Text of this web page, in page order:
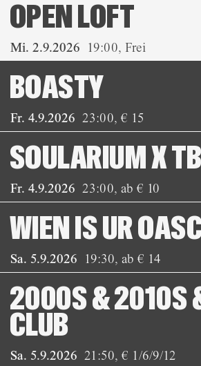
Mi. 2.9.2026 19:00,Frei
OPEN LOFT
Fr. 4.9.2026 23:00,€ 15
BOASTY
Fr. 4.9.2026 23:00, ab € 10
SOULARIUM X
Sa. 5.9.2026 19:30, ab € 14
WIEN IS UR
Sa. 5.9.2026 21:50,€ 1/6/9/12
2000S & 2010S
CLUB